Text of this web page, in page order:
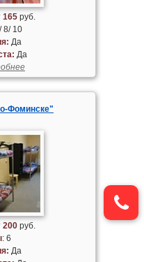
165 руб.
8/ 10
Да
Да
Фоминске"
200 руб.
: 6
Да